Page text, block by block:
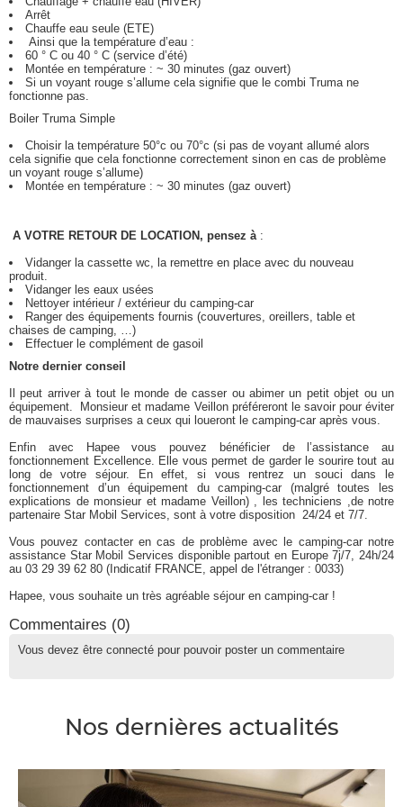
Arrêt
Chauffe eau seule (ETE)
Ainsi que la température d’eau :
60 ° C ou 40 ° C (service d’été)
Montée en température : ~ 30 minutes (gaz ouvert)
Si un voyant rouge s’allume cela signifie que le combi Truma ne
fonctionne pas.
Boiler Truma Simple
Choisir la température 50°c ou 70°c (si pas de voyant allumé alors
cela signifie que cela fonctionne correctement sinon en cas de problème
un voyant rouge s’allume)
Montée en température : ~ 30 minutes (gaz ouvert)
A VOTRE RETOUR DE LOCATION, pensez à:
Vidanger la cassette wc, la remettre en place avec du nouveau
produit.
Vidanger les eaux usées
Nettoyer intérieur / extérieur du camping-car
Ranger des équipements fournis (couvertures, oreillers, table et
chaises de camping, …)
Effectuer le complément de gasoil
Notre dernier conseil
Il peut arriver à tout le monde de casser ou abimer un petit objet ou un
équipement. Monsieur et madame Veillon préféreront le savoir pour éviter
de mauvaises surprises a ceux qui loueront le camping-car après vous.
Enfin avec Hapee vous pouvez bénéficier de l’assistance au
fonctionnement Excellence. Elle vous permet de garder le sourire tout au
long de votre séjour. En effet, si vous rentrez un souci dans le
fonctionnement d’un équipement du camping-car (malgré toutes les
explications de monsieur et madame Veillon) , les techniciens ,de notre
partenaire Star Mobil Services, sont à votre disposition 24/24 et 7/7.
Vous pouvez contacter en cas de problème avec le camping-car notre
assistance Star Mobil Services disponible partout en Europe 7j/7, 24h/24
au 03 29 39 62 80 (Indicatif FRANCE, appel de l'étranger : 0033)
Hapee, vous souhaite un très agréable séjour en camping-car !
Commentaires (0)
Vous devez être connecté pour pouvoir poster un commentaire
Nos dernières actualités